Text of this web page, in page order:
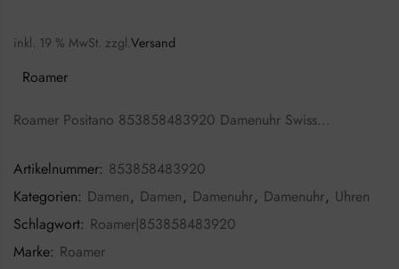
inkl. 19 % MwSt. zzgl.Versand
Roamer
Roamer Positano 853858483920 Damenuhr Swiss…
Artikelnummer: 853858483920
Kategorien: Damen, Damen, Damenuhr, Damenuhr, Uhren
Schlagwort: Roamer|853858483920
Marke: Roamer